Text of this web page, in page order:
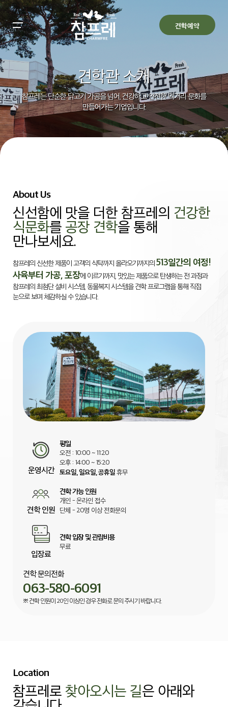
All filters
견학예약
Main Menu
참프레 견학
Back
견학관 소개
예약안내
Back
관람안내
알림
Back
공지사항
견학관 소개
참프레는 단순한 닭고기 가공을 넘어, 건강하고 안전한 먹거리 문화를
만들어가는 기업입니다.
About Us
신선함에 맛을 더한 참프레의 건강한
식문화를 공장 견학을 통해
만나보세요.
참프레의 신선한 제품이 고객의 식탁까지 올라오기까지의513일간의 여정!
사육부터 가공, 포장에 이르기까지, 맛있는 제품으로 탄생하는 전 과정과
참프레의 최첨단 설비 시스템, 동물복지 시스템을 견학 프로그램을 통해 직접
눈으로 보며 체감하실 수 있습니다.
운영시간
평일
오전 : 10:00 ~ 11:20
오후 : 14:00 ~ 15:20
토요일, 일요일, 공휴일휴무
견학 인원
견학 가능 인원
개인 - 온라인 접수
단체 - 20명 이상 전화문의
입장료
견학 입장 및 관람비용
무료
견학 문의전화
063-580-6091
※ 견학 인원이 20인 이상인 경우 전화로 문의 주시기 바랍니다.
Location
참프레로 찾아오시는 길은 아래와